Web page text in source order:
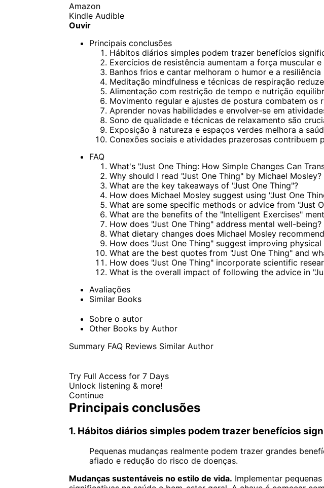
Amazon
Kindle Audible
Ouvir
Principais conclusões
Hábitos diários simples podem trazer benefícios
Exercícios de resistência aumentam a força muscular
Banhos frios e cantar melhoram o humor e a resiliência
Meditação mindfulness e técnicas de respiração
Alimentação com restrição de tempo e nutrição
Movimento regular e ajustes de postura combatem os
Aprender novas habilidades e envolver-se em
Sono de qualidade e técnicas de relaxamento são
Exposição à natureza e espaços verdes melhora a
Conexões sociais e atividades prazerosas contribuem
FAQ
What's "Just One Thing: How Simple Changes Can
Why should I read "Just One Thing" by Michael Mosley?
What are the key takeaways of "Just One Thing"?
How does Michael Mosley suggest using "Just One
What are some specific methods or advice from "Just
What are the benefits of the "Intelligent Exercises"
How does "Just One Thing" address mental well-being?
What dietary changes does Michael Mosley
How does "Just One Thing" suggest improving physical
What are the best quotes from "Just One Thing" and
How does "Just One Thing" incorporate scientific
What is the overall impact of following the advice in
Avaliações
Similar Books
Sobre o autor
Other Books by Author
Summary FAQ Reviews Similar Author
Try Full Access for 7 Days
Unlock listening & more!
Continue
Principais conclusões
1. Hábitos diários simples podem trazer benefícios
Pequenas mudanças realmente podem trazer grandes
afiado e redução do risco de doenças.
Mudanças sustentáveis no estilo de vida. Implementar